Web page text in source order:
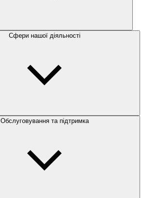
Сфери нашої діяльності
Обслуговування та підтримка